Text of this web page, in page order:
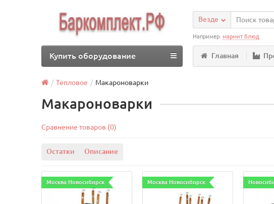
Везде
Например:мармит блюд
Главная
Купить оборудование
Тепловое Макароноварки
Макароноварки
Сравнение товаров (0)
Остатки Описание
Москва Новосибирск Москва Новосибирск